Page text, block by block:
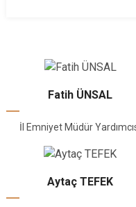
Fatih ÜNSAL
İl Emniyet Müdür
Aytaç TEFEK